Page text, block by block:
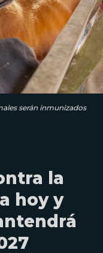
serán inmunizados
la
hoy y